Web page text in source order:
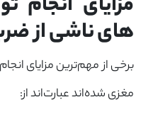
های ناشی از
برخی از مهم‌ترین مزایای
مغزی شده‌اند عبارت‌اند از: